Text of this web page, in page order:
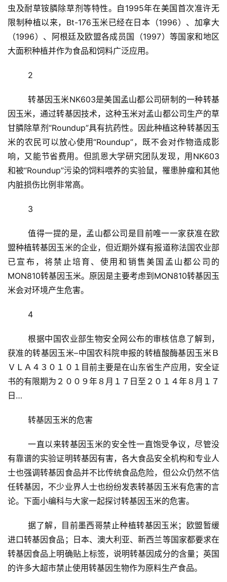
虫及耐草铵膦除草剂等特性。自1995年在美国首次准许无
限制种植以来，Bt-176玉米已经在日本（1996）、加拿大
（1996）、阿根廷及欧盟各成员国（1997）等国家和地区
大面积种植并作为食品和饲料广泛应用。
	2
	转基因玉米NK603是美国孟山都公司研制的一种转基
因玉米，通过转基因技术，这种玉米对孟山都公司生产的草
甘膦除草剂“Roundup”具有抗药性。因此种植这种转基因玉
米的农民可以放心使用“Roundup”，既不会对作物造成影
响，又能节省费用。但凯恩大学研究团队发现，用NK603
和被“Roundup”污染的饲料喂养的实验鼠，罹患肿瘤和其他
内脏损伤比例非常高。
	3
	值得一提的是，孟山都公司是目前唯一一家获准在欧
盟种植转基因玉米的企业，但近期外媒有报道称法国农业部
已宣布，将禁止培育、使用和销售美国孟山都公司的
MON810转基因玉米。原因是主要考虑到MON810转基因玉
米会对环境产生危害。
	4
	根据中国农业部生物安全网公布的审核信息了解到，
获准的转基因玉米–中国农科院申报的转植酸酶基因玉米Ｂ
ＶＬＡ４３０１０１目前主要是在山东省生产应用，安全证
书的有限期为２００９年８月１７日至２０１４年８月１７
日…
	转基因玉米的危害
	一直以来转基因玉米的安全性一直饱受争议，尽管没
有靠谱的实验证明转基因有害，各大食品安全机构和专业人
士也强调转基因食品并不比传统食品危险，但公众仍然不信
任转基因，不少业界人士也纷纷发表转基因玉米有危害的言
论。下面小编科与大家一起探讨转基因玉米的危害。
	据了解，目前墨西哥禁止种植转基因玉米；欧盟暂缓
进口转基因食品；日本、澳大利亚、新西兰等国家都要求在
转基因食品上明确贴上标签，说明转基因成分的含量；英国
的许多大超市禁止使用转基因生物作为原料生产食品。